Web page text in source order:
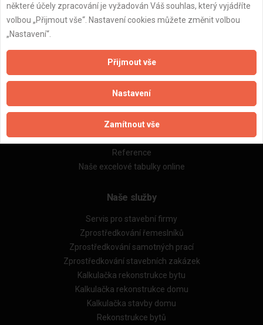
Důležité informace
Naše firmy a řemeslníci
Zpracování a ochrana osobních údajů
Zásady pro používání souborů cookie
Obchodní podmínky (zprostředkování)
Obchodní podmínky (rozpočtování)
Reference
Naše excelové tabulky online
Naše služby
Servis pro stavební firmy
Zprostředkování řemeslníků
Zprostředkování samotných prací
Zprostředkování stavebních zakázek
Kalkulačka rekonstrukce bytu
Kalkulačka rekonstrukce domu
Kalkulačka stavby domu
Rekonstrukce bytů
některé účely zpracování je vyžadován Váš souhlas, který vyjádříte
volbou „Přijmout vše“. Nastavení cookies můžete změnit volbou
„Nastavení“.
Přijmout vše
Nastavení
Zamítnout vše